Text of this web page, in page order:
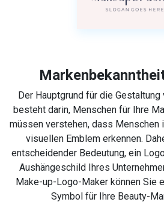
Der Hauptgrund für die
besteht darin, Menschen für Ihre
müssen verstehen, dass Menschen
visuellen Emblem erkennen.
entscheidender Bedeutung, ein
Aushängeschild Ihres
Make-up-Logo-Maker können Sie
Symbol für Ihre Beauty-